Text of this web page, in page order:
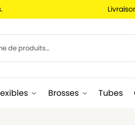
Brosses Tubes